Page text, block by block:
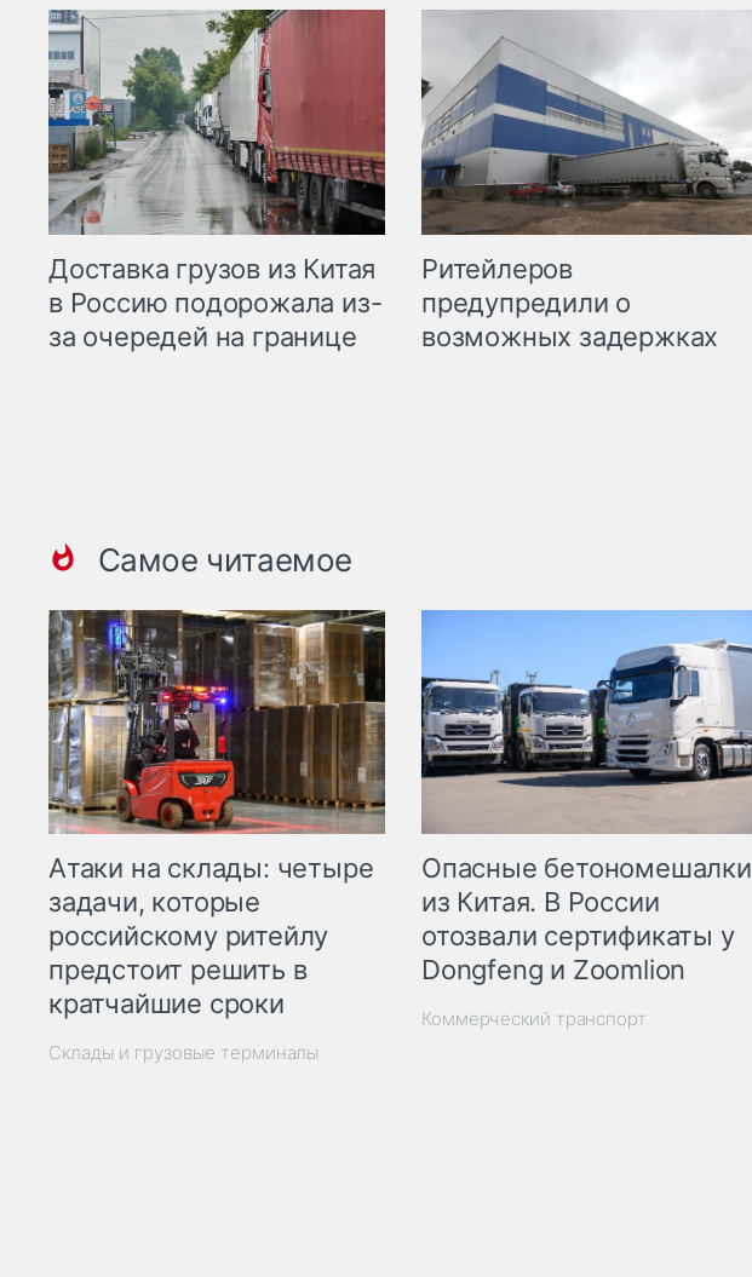
Доставка грузов из Китая
в Россию подорожала из-
за очередей на границе
Ритейлеров
предупредили о
возможных задержках
Самое читаемое
Атаки на склады: четыре
задачи, которые
российскому ритейлу
предстоит решить в
кратчайшие сроки
Склады и грузовые терминалы
Опасные бетономешалки
из Китая. В России
отозвали сертификаты у
Dongfeng и Zoomlion
Коммерческий транспорт